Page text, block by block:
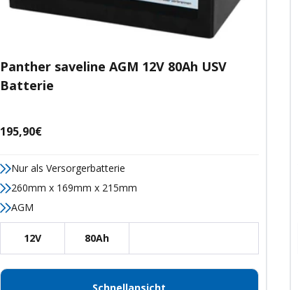
Panther saveline AGM 12V 80Ah USV
Batterie
Angebotspreis
195,90€
Nur als Versorgerbatterie
260mm x 169mm x 215mm
AGM
12V 80Ah